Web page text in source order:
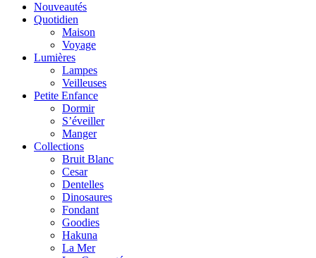
Nouveautés
Quotidien
Maison
Voyage
Lumières
Lampes
Veilleuses
Petite Enfance
Dormir
S’éveiller
Manger
Collections
Bruit Blanc
Cesar
Dentelles
Dinosaures
Fondant
Goodies
Hakuna
La Mer